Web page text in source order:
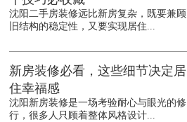
沈阳二手房装修远比新房复杂，既要兼顾
旧结构的稳定性，又要实现居住...
新房装修必看，这些细节决定居
住幸福感
沈阳新房装修是一场考验耐心与眼光的修
行，很多人只顾着整体风格设计...